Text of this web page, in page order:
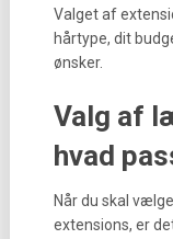
Valget af
hårtype, dit
ønsker.
Valg af
hvad
Når du skal
extensions, er